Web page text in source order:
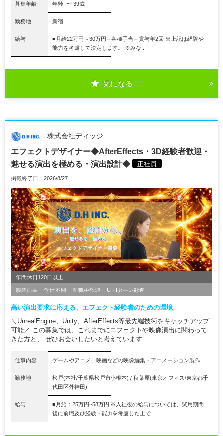
募集年齢 年齢: 〜 39歳
勤務地 新宿
給与
■月給22万円～30万円＋各種手当＋賞与年2回 ※上記は経験や
能力を考慮して決定します。 ※みな...
気になる
株式会社ディッジ
エフェクトデザイナー◆AfterEffects・3D経験者歓迎・
魅せる演出を極める・演出設計◆
正社員
掲載終了日：2026/8/27
年間休日120日以上
服装自由 学歴不問 離職中歓迎 U・Iターン歓迎
高い演出要求に応える、エフェクト経験者のための環境
＼UnrealEngine、Unity、AfterEffects等最先端技術をキャッチアップ
可能／ この募集では、これまでにエフェクトや映像演出に関わって
きた方と、 ぜひお会いしたいと考えています...
仕事内容 ゲームやアニメ、映画などの映像編集・アニメーション製作
勤務地
松戸(本社/千葉県松戸市小根本) / 秋葉原(東京オフィス/東京都千
代田区外神田)
給与
■月給：25万円~58万円 ※入社後の給与については、試用期間
後に前職及び経験・能力を考慮した上で...